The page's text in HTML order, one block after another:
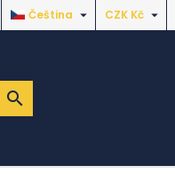
CZK Kč 
Čeština 
